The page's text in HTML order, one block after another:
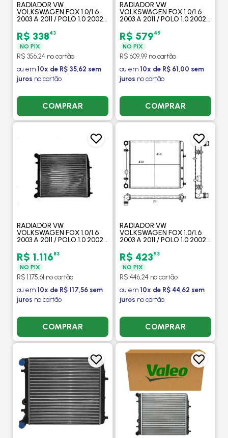
RADIADOR VW
VOLKSWAGEN FOX 1.0/1.6
2003 A 2011 / POLO 1.0 2002
COM AR / MANUAL
(ENGATE RAPIDO) -
PROCOOLER
R$ 33843
NO PIX
R$ 356,24 no cartão
ou em 10x de R$ 35,62 sem
juros no cartão
COMPRAR
RADIADOR VW
VOLKSWAGEN FOX 1.0/1.6
2003 A 2011 / POLO 1.0 2002
COM AR / MANUAL
(ENGATE RAPIDO) - VALEO
R$ 57949
NO PIX
R$ 609,99 no cartão
ou em 10x de R$ 61,00 sem
juros no cartão
COMPRAR
RADIADOR VW
VOLKSWAGEN FOX 1.0/1.6
2003 A 2011 / POLO 1.0 2002
AR / MANUAL (ENGATE
RAPIDO) - DELPHI
R$ 1.11683
NO PIX
R$ 1.175,61 no cartão
ou em 10x de R$ 117,56 sem
juros no cartão
COMPRAR
RADIADOR VW
VOLKSWAGEN FOX 1.0/1.6
2003 A 2011 / POLO 1.0 2002
AR / MANUAL (ENGATE
RAPIDO) - M. MARELLI
R$ 42393
NO PIX
R$ 446,24 no cartão
ou em 10x de R$ 44,62 sem
juros no cartão
COMPRAR